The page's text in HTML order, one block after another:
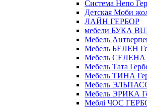
Cистема Непо
Детская Моби
ЛАЙН ГЕРБОР
мебели БУКА
Мебель
Мебель БЕЛЕН
Мебель
Мебель Тата
Мебель ТИНА
Мебель
Мебель ЭРИКА
Меблі ЧОС